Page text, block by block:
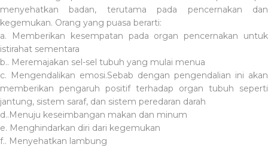
menyehatkan badan, terutama pada pencernakan dan
kegemukan. Orang yang puasa berarti:
a. Memberikan kesempatan pada organ pencernakan untuk
istirahat sementara
b.. Meremajakan sel-sel tubuh yang mulai menua
c. Mengendalikan emosi.Sebab dengan pengendalian ini akan
memberikan pengaruh positif terhadap organ tubuh seperti
jantung, sistem saraf, dan sistem peredaran darah
d..Menuju keseimbangan makan dan minum
e. Menghindarkan diri dari kegemukan
f.. Menyehatkan lambung